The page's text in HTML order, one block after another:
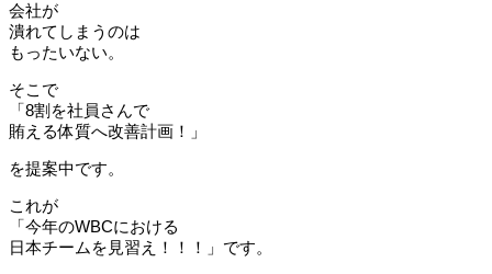
会社が
潰れてしまうのは
もったいない。
そこで
「8割を社員さんで
賄える体質へ改善計画！」
を提案中です。
これが
「今年のWBCにおける
日本チームを見習え！！！」です。